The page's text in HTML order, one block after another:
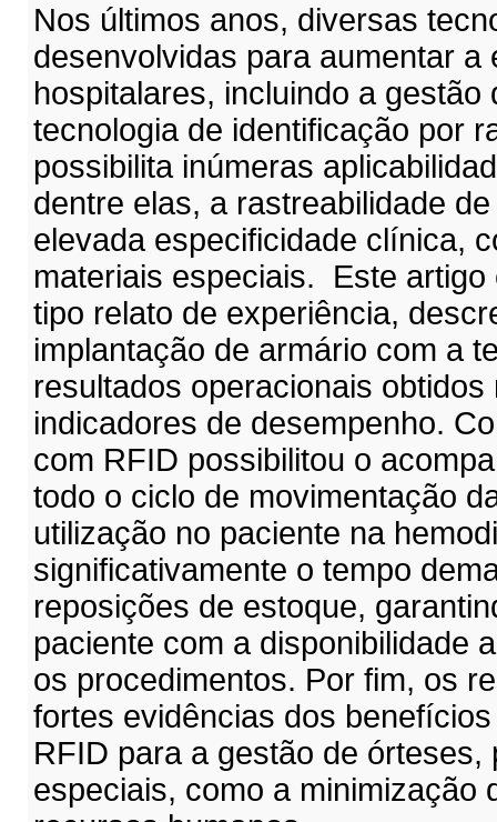
Nos últimos anos, diversas
desenvolvidas para aumentar
hospitalares, incluindo a
tecnologia de identificação por
possibilita inúmeras
dentre elas, a rastreabilidade
elevada especificidade clínica,
materiais especiais. Este
tipo relato de experiência,
implantação de armário com a
resultados operacionais
indicadores de desempenho.
com RFID possibilitou o
todo o ciclo de movimentação
utilização no paciente na
significativamente o tempo
reposições de estoque,
paciente com a disponibilidade
os procedimentos. Por fim, os
fortes evidências dos
RFID para a gestão de órteses,
especiais, como a minimização